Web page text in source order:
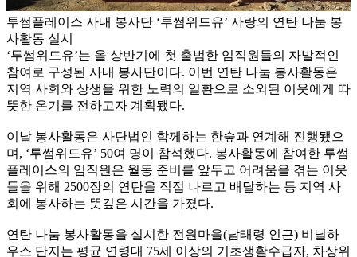
투썸플레이스 사내 봉사단 ‘투썸위드유’ 사랑의 연탄 나눔 봉
사활동 실시
‘투썸위드유’는 올 상반기에 첫 출범한 임직원들의 자발적인
참여로 구성된 사내 봉사단이다. 이번 연탄 나눔 봉사활동은
지역 사회와 상생을 위한 노력의 일환으로 소외된 이웃에게 따
뜻한 온기를 전하고자 계획됐다.
이날 봉사활동은 사단법인 함께하는 한숲과 연계해 진행됐으
며, ‘투썸위드유’ 50여 명이 참석했다. 봉사활동에 참여한 투썸
플레이스의 임직원은 월동 준비를 앞두고 어려움을 겪는 이웃
들을 위해 2500장의 연탄을 직접 나르고 배달하는 등 지역 사
회에 봉사하는 뜻깊은 시간을 가졌다.
연탄 나눔 봉사활동을 실시한 전원마을(남태령 인근) 비닐하
우스 단지는 평균 연령대 75세 이상의 기초생활수급자, 차상위